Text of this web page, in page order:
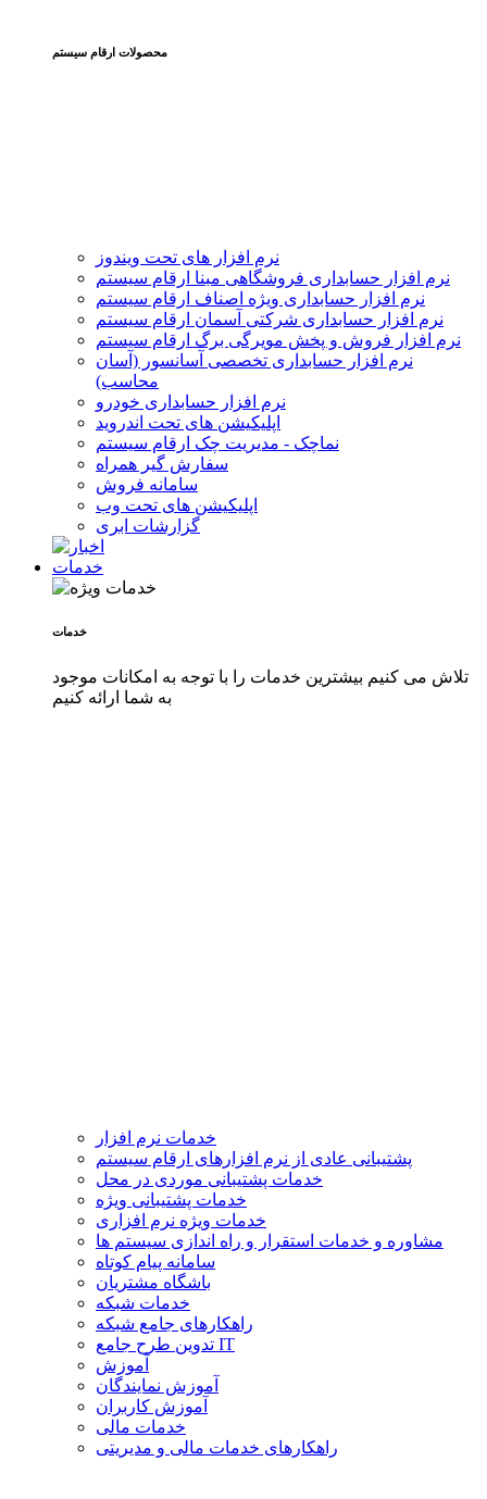
محصولات ارقام سیستم
نرم افزار های تحت ویندوز
نرم افزار حسابداری فروشگاهی مبنا ارقام سیستم
نرم افزار حسابداری ویژه اصناف ارقام سیستم
نرم افزار حسابداری شرکتی آسمان ارقام سیستم
نرم افزار فروش و پخش مویرگی برگ ارقام سیستم
نرم افزار حسابداری تخصصی آسانسور (آسان
محاسب)
نرم افزار حسابداری خودرو
اپلیکیشن های تحت اندروید
نماچک - مدیریت چک ارقام سیستم
سفارش گیر همراه
سامانه فروش
اپلیکیشن های تحت وب
گزارشات ابری
خدمات
خدمات
تلاش می کنیم بیشترین خدمات را با توجه به امکانات موجود
به شما ارائه کنیم
خدمات نرم افزار
پشتیبانی عادی از نرم افزارهای ارقام سیستم
خدمات پشتیبانی موردی در محل
خدمات پشتیبانی ویژه
خدمات ویژه نرم افزاری
مشاوره و خدمات استقرار و راه اندازی سیستم ها
سامانه پیام کوتاه
باشگاه مشتریان
خدمات شبکه
راهکارهای جامع شبکه
تدوین طرح جامع IT
آموزش
آموزش نمایندگان
آموزش کاربران
خدمات مالی
راهکارهای خدمات مالی و مدیریتی